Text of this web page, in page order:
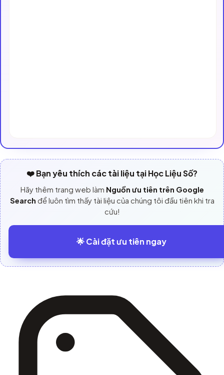
❤️ Bạn yêu thích các tài liệu tại Học Liệu Số?
Hãy thêm trang web làm Nguồn ưu tiên trên Google
Search để luôn tìm thấy tài liệu của chúng tôi đầu tiên khi tra
cứu!
🌟 Cài đặt ưu tiên ngay